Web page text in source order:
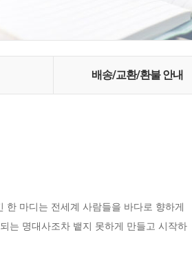
배송/교환/환불 안내
한 마디는 전세계 사람들을 바다로 향하게
는 명대사조차 뱉지 못하게 만들고 시작하